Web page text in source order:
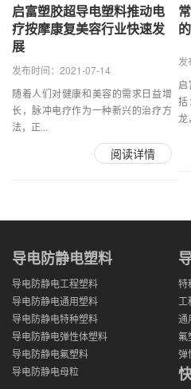
启富塑胶超导电塑料推动电
疗按摩康复美容行业快速发
展
发布时间：2021-07-14
随着人们对健康和美容的需求日益增
长，脉冲电疗作为一种新兴的治疗方
法，正...
阅读详情
发
启
龙
导电防静电塑料
导电防静电工程塑料
导电防静电通用塑料
导电防静电特种塑料
导电防静电弹性体塑料
导电防静电氟塑料
导电防静电母粒
特
工
通
氟
弹